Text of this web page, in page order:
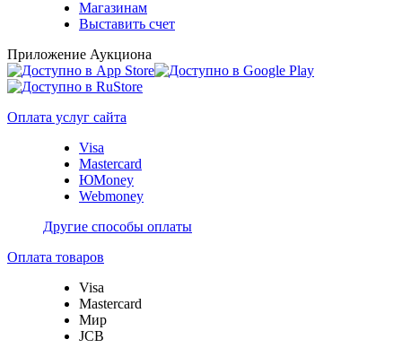
Магазинам
Выставить счет
Приложение Аукциона
Оплата услуг сайта
Visa
Mastercard
ЮMoney
Webmoney
Другие способы оплаты
Оплата товаров
Visa
Mastercard
Мир
JCB